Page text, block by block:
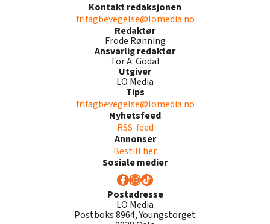
Kontakt redaksjonen
frifagbevegelse@lomedia.no
Redaktør
Frode Rønning
Ansvarlig redaktør
Tor A. Godal
Utgiver
LO Media
Tips
frifagbevegelse@lomedia.no
Nyhetsfeed
RSS-feed
Annonser
Bestill her
Sosiale medier
Postadresse
LO Media
Postboks 8964, Youngstorget